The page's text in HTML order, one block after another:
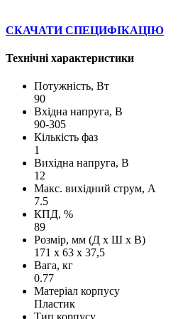
СКАЧАТИ СПЕЦИФІКАЦІЮ
Технічні характеристики
Потужність, Вт
90
Вхідна напруга, В
90-305
Кількість фаз
1
Вихідна напруга, В
12
Макс. вихідний струм, А
7.5
КПД, %
89
Розмір, мм (Д х Ш х В)
171 х 63 х 37,5
Вага, кг
0.77
Матеріал корпусу
Пластик